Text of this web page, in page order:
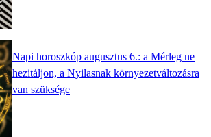
Napi horoszkóp augusztus 6.: a Mérleg ne
hezitáljon, a Nyilasnak környezetváltozásra
van szüksége